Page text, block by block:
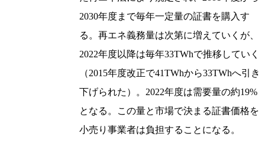
2030年度まで毎年一定量の証書を購入す
る。再エネ義務量は次第に増えていくが、
2022年度以降は毎年33TWhで推移していく
（2015年度改正で41TWhから33TWhへ引き
下げられた）。2022年度は需要量の約19%
となる。この量と市場で決まる証書価格を
小売り事業者は負担することになる。